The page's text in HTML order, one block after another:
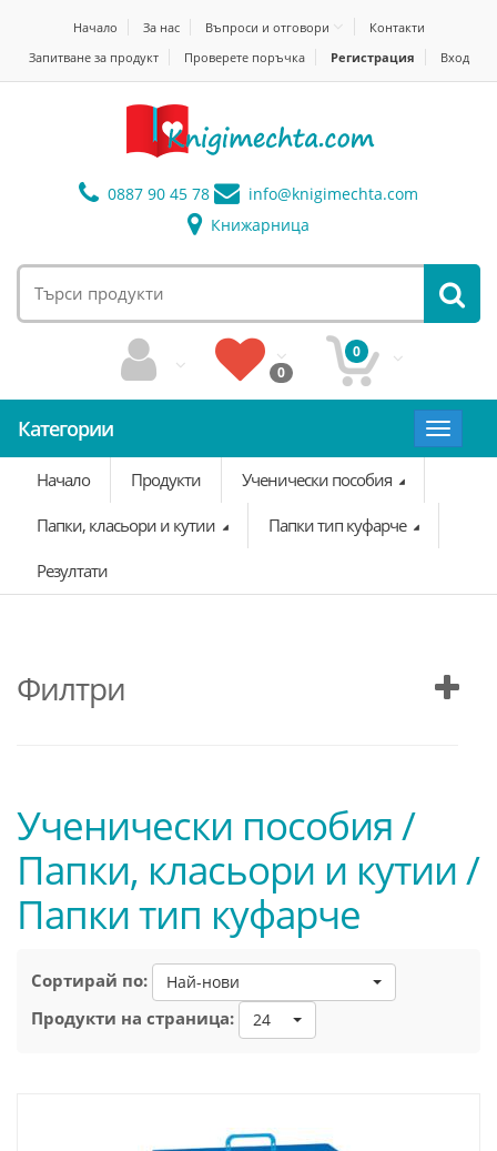
Начало За нас Въпроси и отговори
Контакти
Запитване за продукт
Проверете поръчка Регистрация Вход
0887 90 45 78 info@knigimechta.com
Книжарница
0
0
Категории
Toggle
Начало
Продукти Ученически пособия
Папки, класьори и кутии Папки тип куфарче
Резултати
Филтри
Ученически пособия /
Папки, класьори и кутии /
Папки тип куфарче
Сортирай по: Най-нови
Продукти на страница: 24